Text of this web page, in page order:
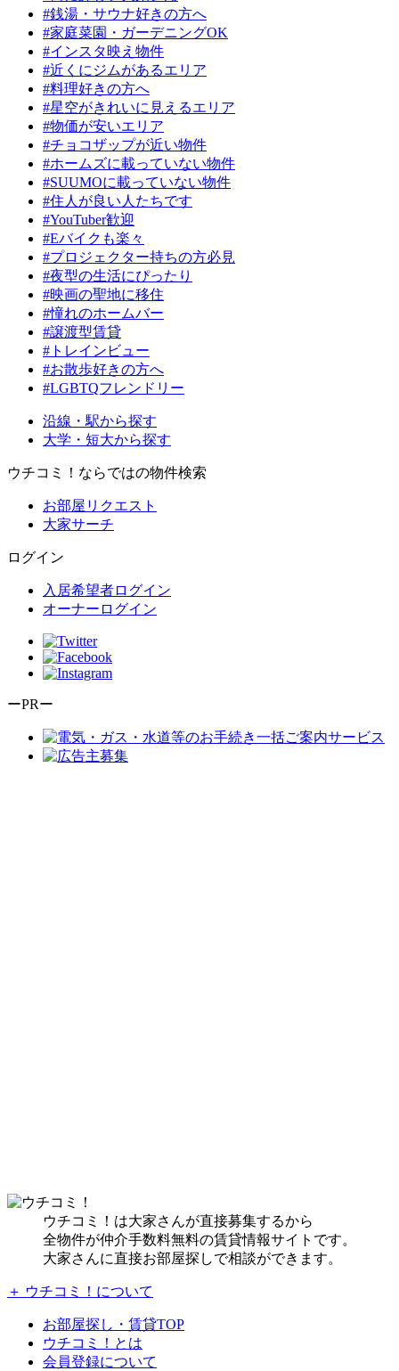
#銭湯・サウナ好きの方へ
#家庭菜園・ガーデニングOK
#インスタ映え物件
#近くにジムがあるエリア
#料理好きの方へ
#星空がきれいに見えるエリア
#物価が安いエリア
#チョコザップが近い物件
#ホームズに載っていない物件
#SUUMOに載っていない物件
#住人が良い人たちです
#YouTuber歓迎
#Eバイクも楽々
#プロジェクター持ちの方必見
#夜型の生活にぴったり
#映画の聖地に移住
#憧れのホームバー
#譲渡型賃貸
#トレインビュー
#お散歩好きの方へ
#LGBTQフレンドリー
沿線・駅から探す
大学・短大から探す
ウチコミ！ならではの物件検索
お部屋リクエスト
大家サーチ
ログイン
入居希望者ログイン
オーナーログイン
ーPRー
ウチコミ！は大家さんが直接募集するから
全物件が仲介手数料無料の賃貸情報サイトです。
大家さんに直接お部屋探しで相談ができます。
＋ ウチコミ！について
お部屋探し・賃貸TOP
ウチコミ！とは
会員登録について